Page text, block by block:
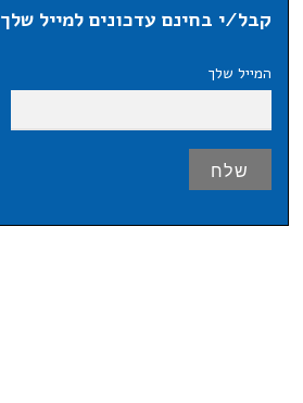
קבל/י בחינם עדכונים למייל שלך
המייל שלך